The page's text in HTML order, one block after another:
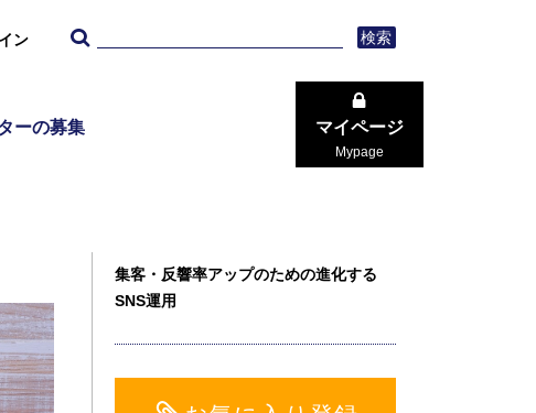
ン 検索
ーの募集 マイページ
Mypage
集客・反響率アップのための進化する
SNS運用